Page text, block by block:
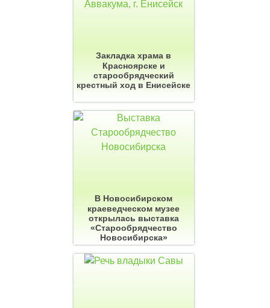
Закладка храма в
Красноярске и
старообрядческий
крестный ход в Енисейске
В Новосибирском
краеведческом музее
открылась выставка
«Старообрядчество
Новосибирска»